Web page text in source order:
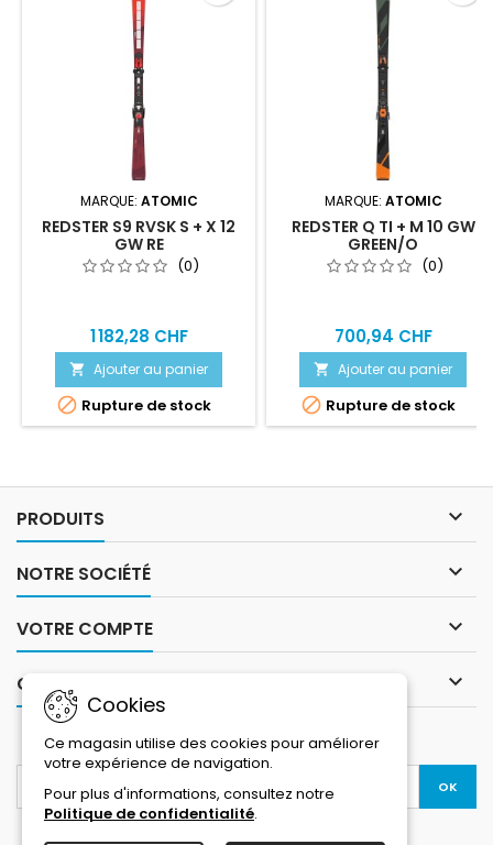
MARQUE: ATOMIC
REDSTER S9 RVSK S + X 12
GW RE
(0)
1 182,28 CHF
 Ajouter au panier
 Rupture de stock
MARQUE: ATOMIC
REDSTER Q TI + M 10 GW
GREEN/O
(0)
700,94 CHF
 Ajouter au panier
 Rupture de stock
PRODUITS 
NOTRE SOCIÉTÉ 
VOTRE COMPTE 
CONTACT 
Cookies
Ce magasin utilise des cookies pour améliorer
votre expérience de navigation.
Pour plus d'informations, consultez notre
Politique de confidentialité.
LETTRE D'INFORMATIONS